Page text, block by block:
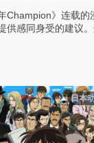
Champion》连载
感同身受的建议
日本